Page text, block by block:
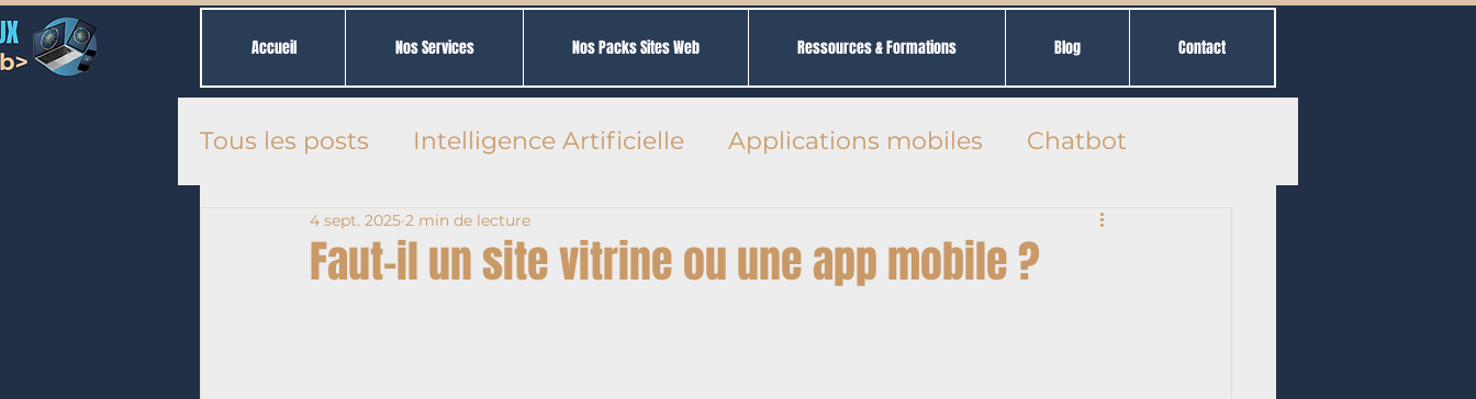
Accueil Nos Services Nos Packs Sites Web Ressources & Formations Blog Contact
Tous les posts Intelligence Artificielle Applications mobiles Chatbot
Sites web Entreprise
Faut-il un site vitrine ou une app mobile ?
4 sept. 2025 2 min de lecture